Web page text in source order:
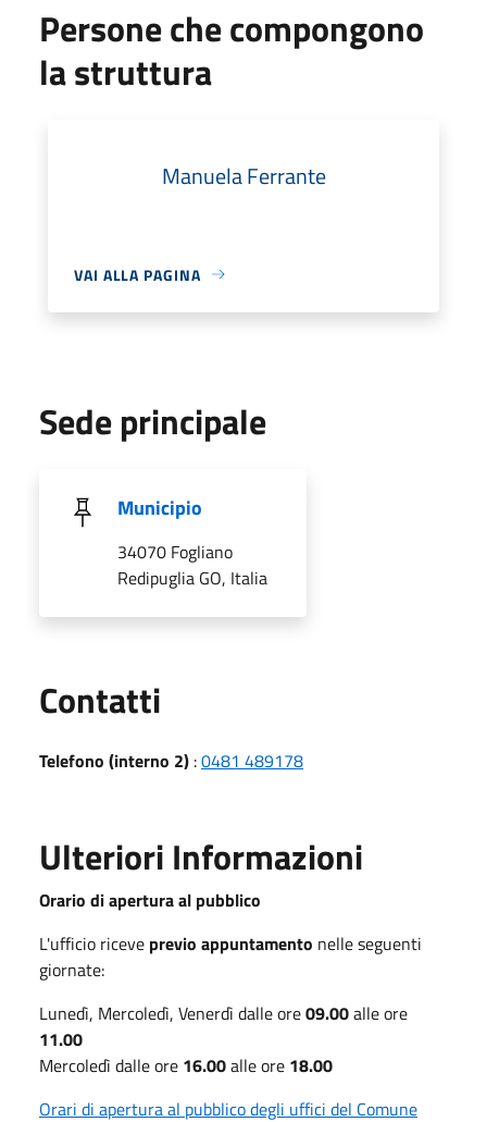
Persone che compongono
la struttura
Manuela Ferrante
VAI ALLA PAGINA
Sede principale
Municipio
34070 Fogliano
Redipuglia GO, Italia
Contatti
Telefono (interno 2) :0481 489178
Ulteriori Informazioni
Orario di apertura al pubblico
L'ufficio riceve previo appuntamento nelle seguenti
giornate:
Lunedì, Mercoledì, Venerdì dalle ore09.00alle ore
11.00
Mercoledì dalle ore 16.00alle ore 18.00
Orari di apertura al pubblico degli uffici del Comune